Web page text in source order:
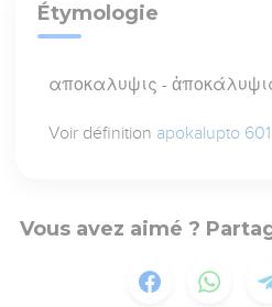
Étymologie
αποκαλυψις -
Voir définition apokalupto 601
Vous avez aimé ?